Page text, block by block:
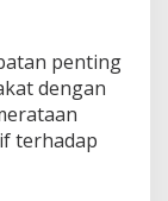
penting
dengan
terhadap